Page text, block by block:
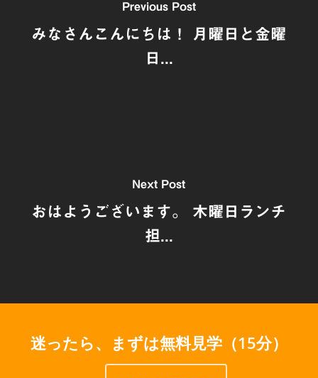
Previous Post
みなさんこんにちは！ 月曜日と金曜
日...
Next Post
おはようございます。 木曜日ランチ
担...
迷ったら、まずは無料見学（15分）